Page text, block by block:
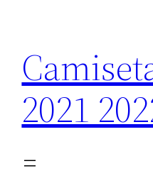
contenido
2021